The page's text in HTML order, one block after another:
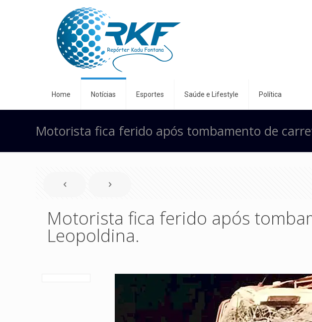
Home Notícias Esportes Saúde e Lifestyle Política
Motorista fica ferido após tombamento de
Motorista fica ferido após
Leopoldina.